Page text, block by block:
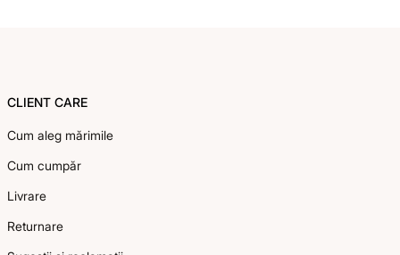
CLIENT CARE
Cum aleg mărimile
Cum cumpăr
Livrare
Returnare